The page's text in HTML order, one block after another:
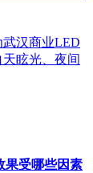
汉商业LED
眩光、夜间
果受哪些因素